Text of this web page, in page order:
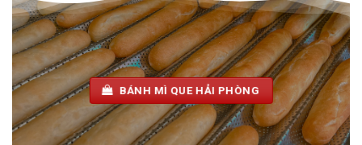
BÁNH MÌ QUE HẢI PHÒNG